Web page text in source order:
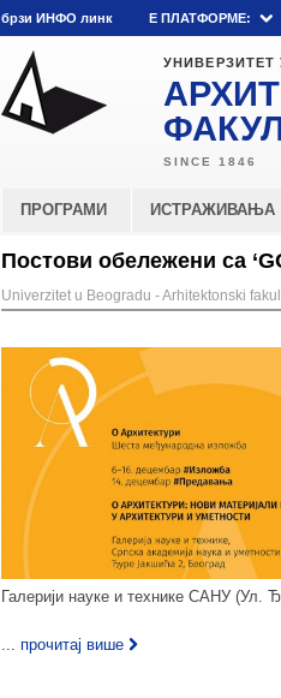
брзи ИНФО линк E ПЛАТФОРМЕ:
УНИВЕРЗИТЕТ
ПРОГРАМИ ИСТРАЖИВАЊА
Постови обележени са
Univerzitet u Beogradu - Arhitektonski
Галерији науке и технике САНУ (Ул.
... прочитај више